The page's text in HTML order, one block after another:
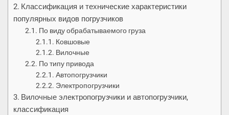
Классификация и технические характеристики
популярных видов погрузчиков
По виду обрабатываемого груза
Ковшовые
Вилочные
По типу привода
Автопогрузчики
Электропогрузчики
Вилочные электропогрузчики и автопогрузчики,
классификация